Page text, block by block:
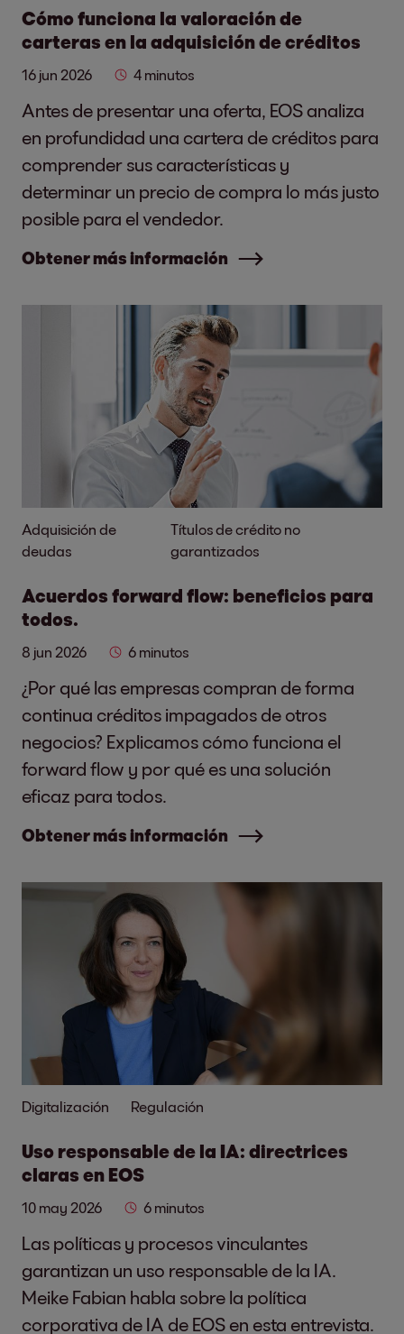
Cómo funciona la valoración de
carteras en la adquisición de créditos
16 jun 2026 4 minutos
Antes de presentar una oferta, EOS analiza
en profundidad una cartera de créditos para
comprender sus características y
determinar un precio de compra lo más justo
posible para el vendedor.
Obtener más información
Adquisición de
deudas
Títulos de crédito no
garantizados
Acuerdos forward flow: beneficios para
todos.
8 jun 2026 6 minutos
¿Por qué las empresas compran de forma
continua créditos impagados de otros
negocios? Explicamos cómo funciona el
forward flow y por qué es una solución
eficaz para todos.
Obtener más información
Digitalización Regulación
Uso responsable de la IA: directrices
claras en EOS
10 may 2026 6 minutos
Las políticas y procesos vinculantes
garantizan un uso responsable de la IA.
Meike Fabian habla sobre la política
corporativa de IA de EOS en esta entrevista.